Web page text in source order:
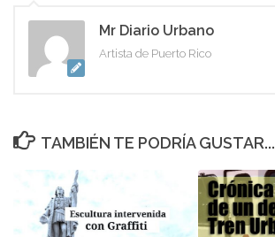
Mr Diario Urbano
Artista de Puerto Rico
TAMBIÉN TE PODRÍA GUSTAR...